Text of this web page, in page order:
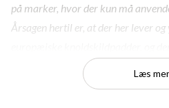
på marker, hvor der kun må
Årsagen hertil er, at der her lever
vinen smager af jordbær og
Læs